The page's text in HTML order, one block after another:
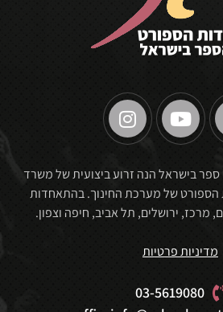
בישראל הנה זרוע ביצועית של משרד
הספורט של מערכת החינוך. בהתאחדות
מדיניות פרטיות
03-5619080